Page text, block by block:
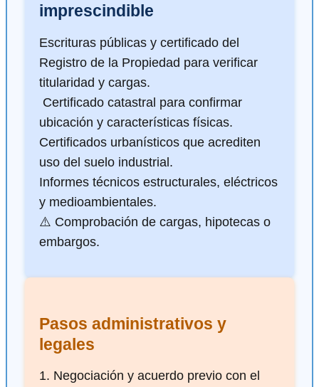
imprescindible
Escrituras públicas y certificado del
Registro de la Propiedad para verificar
titularidad y cargas.
️ Certificado catastral para confirmar
ubicación y características físicas.
Certificados urbanísticos que acrediten
uso del suelo industrial.
Informes técnicos estructurales, eléctricos
y medioambientales.
⚠️ Comprobación de cargas, hipotecas o
embargos.
Pasos administrativos y
legales
Negociación y acuerdo previo con el